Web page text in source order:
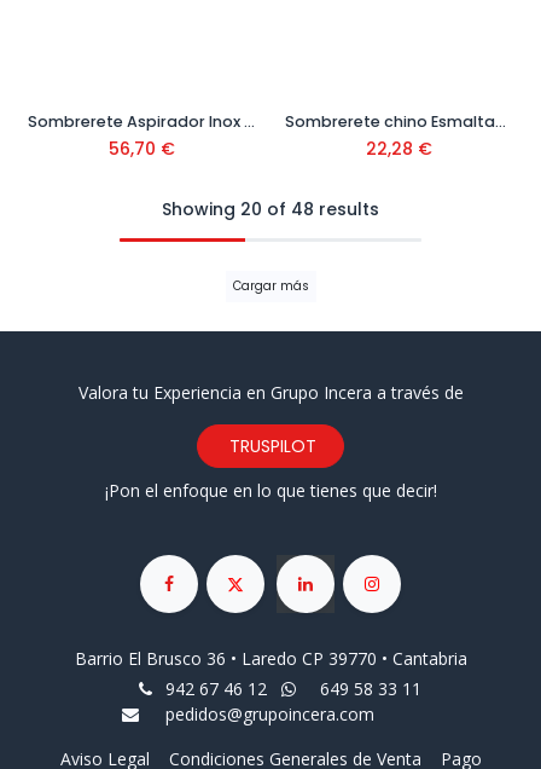
Sombrerete Aspirador Inox Base Redonda
56,70 €
Sombrerete chino Esmaltado
22,28 €
Showing 20 of 48 results
Cargar más
Valora tu Experiencia en Grupo Incera a través de
TRUSPILOT
¡Pon el enfoque en lo que tienes que decir!
Barrio El Brusco 36 • Laredo CP 39770 • Cantabria
942 67 46 12
649 58 33 11
pedidos@grupoincera.com
Aviso Legal
Condiciones Generales de Venta Pago